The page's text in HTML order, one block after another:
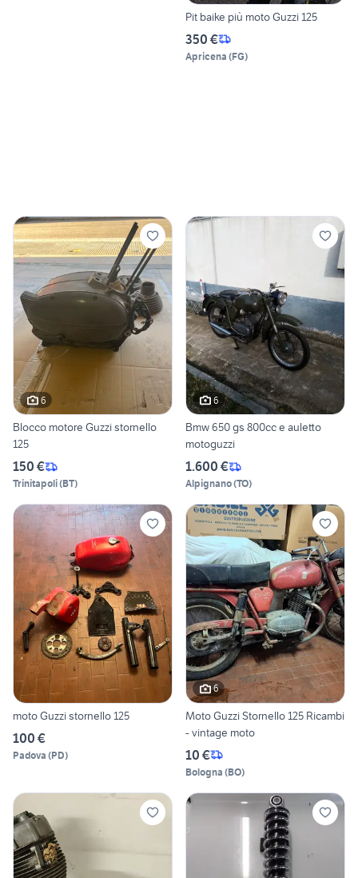
Pit baike più moto Guzzi 125
350 €
Apricena (FG)
6
Blocco motore Guzzi stornello
125
150 €
Trinitapoli(BT)
6
Bmw 650 gs 800cc e auletto
motoguzzi
1.600 €
Alpignano(TO)
moto Guzzi stornello 125
100 €
Padova (PD)
6
Moto Guzzi Stornello 125 Ricambi
- vintage moto
10 €
Bologna (BO)